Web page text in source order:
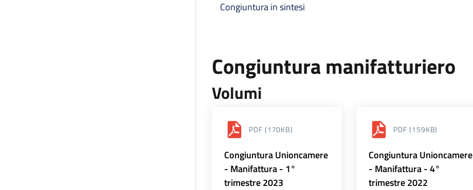
Congiuntura in sintesi
Congiuntura manifatturiero
Volumi
PDF (170KB)
Congiuntura Unioncamere
- Manifattura - 1°
trimestre 2023
PDF (159KB)
Congiuntura Unioncamere
- Manifattura - 4°
trimestre 2022